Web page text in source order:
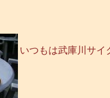
いつもは武庫川サイ